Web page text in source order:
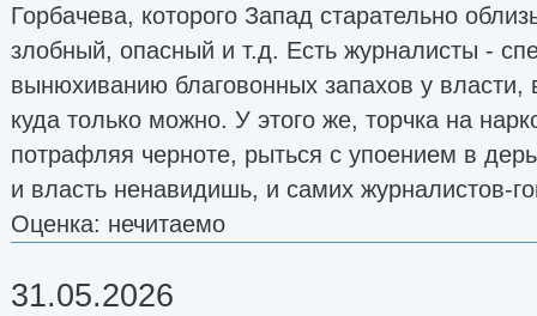
Горбачева, которого Запад старательно
злобный, опасный и т.д. Есть журналисты -
вынюхиванию благовонных запахов у власти,
куда только можно. У этого же, торчка на
потрафляя черноте, рыться с упоением в
и власть ненавидишь, и самих журналистов-
Оценка: нечитаемо
31.05.2026